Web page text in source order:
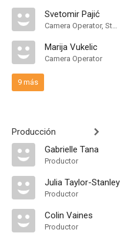
Svetomir Pajić
Camera Operator, Steadicam Operator
Marija Vukelic
Camera Operator
9 más
Producción
Gabrielle Tana
Productor
Julia Taylor-Stanley
Productor
Colin Vaines
Productor